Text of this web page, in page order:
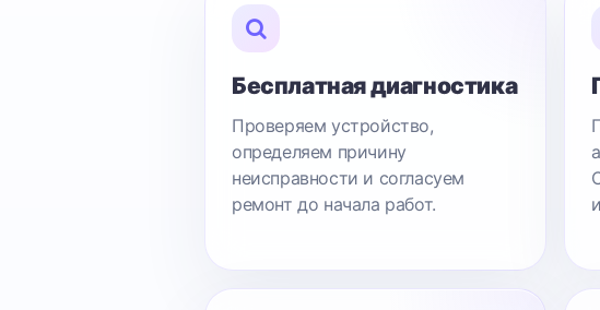
Бесплатная диагностика
Проверяем устройство,
определяем причину
неисправности и согласуем
ремонт до начала работ.